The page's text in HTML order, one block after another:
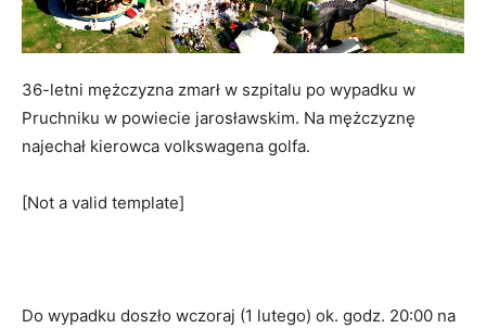
36-letni mężczyzna zmarł w szpitalu po wypadku w
Pruchniku w powiecie jarosławskim. Na mężczyznę
najechał kierowca volkswagena golfa.
[Not a valid template]
Do wypadku doszło wczoraj (1 lutego) ok. godz. 20:00 na